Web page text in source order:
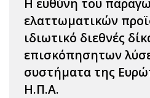
Η ευθύνη του
ελαττωματικών
ιδιωτικό διεθνές
επισκόπησητων
συστήματα της
Η.Π.Α.